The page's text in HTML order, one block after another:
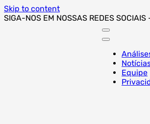
Skip to content
SIGA-NOS EM NOSSAS REDES SOCIAIS
Equipe